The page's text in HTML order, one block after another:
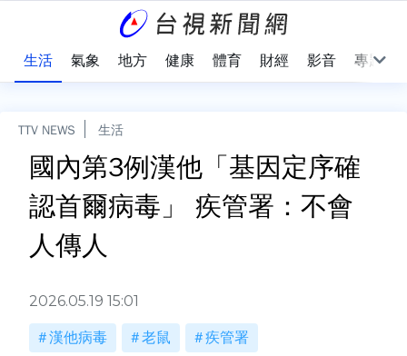
生活 氣象 地方 健康 體育 財經 影音 專題
TTV NEWS 生活
國內第3例漢他「基因定序確
認首爾病毒」 疾管署：不會
人傳人
2026.05.19 15:01
漢他病毒 老鼠 疾管署